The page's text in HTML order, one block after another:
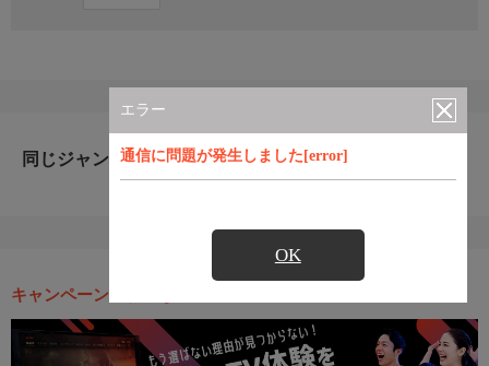
エラー
通信に問題が発生しました[error]
OK
同じジャンルのおすすめ番組
キャンペーン・お得な情報